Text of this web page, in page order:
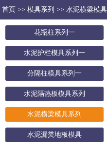
首页 >> 模具系列 >> 水泥横梁模
花瓶柱系列一
水泥护栏模具系列一
分隔柱模具系列一
水泥隔热板模具系列
水泥横梁模具系列
水泥漏粪地板模具